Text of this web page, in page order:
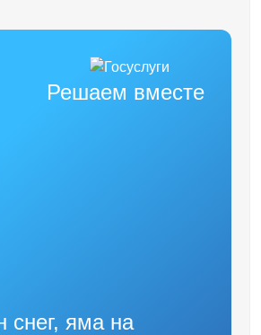
Решаем вместе
снег, яма на